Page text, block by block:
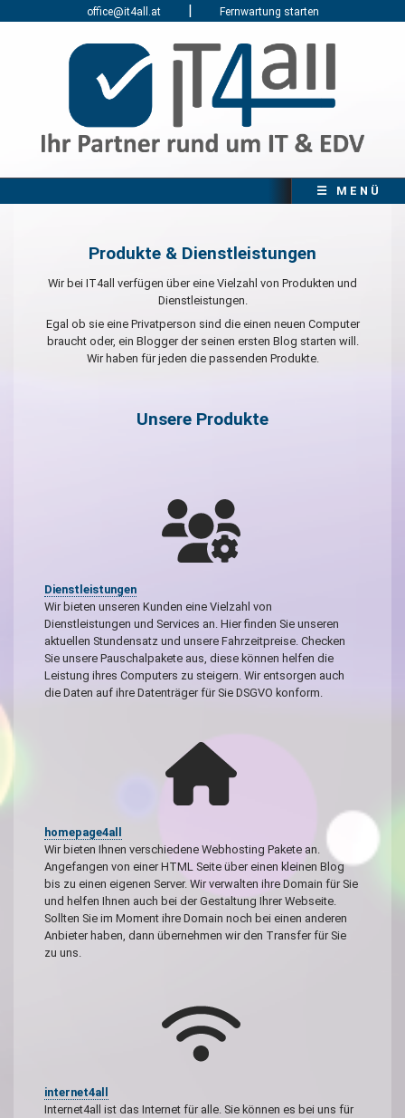
office@it4all.at | Fernwartung starten
☰ MENÜ
Produkte & Dienstleistungen
Wir bei IT4all verfügen über eine Vielzahl von Produkten und
Dienstleistungen.
Egal ob sie eine Privatperson sind die einen neuen Computer
braucht oder, ein Blogger der seinen ersten Blog starten will.
Wir haben für jeden die passenden Produkte.
Unsere Produkte
Dienstleistungen
Wir bieten unseren Kunden eine Vielzahl von
Dienstleistungen und Services an. Hier finden Sie unseren
aktuellen Stundensatz und unsere Fahrzeitpreise. Checken
Sie unsere Pauschalpakete aus, diese können helfen die
Leistung ihres Computers zu steigern. Wir entsorgen auch
die Daten auf ihre Datenträger für Sie DSGVO konform.
homepage4all
Wir bieten Ihnen verschiedene Webhosting Pakete an.
Angefangen von einer HTML Seite über einen kleinen Blog
bis zu einen eigenen Server. Wir verwalten ihre Domain für Sie
und helfen Ihnen auch bei der Gestaltung Ihrer Webseite.
Sollten Sie im Moment ihre Domain noch bei einen anderen
Anbieter haben, dann übernehmen wir den Transfer für Sie
zu uns.
internet4all
Internet4all ist das Internet für alle. Sie können es bei uns für